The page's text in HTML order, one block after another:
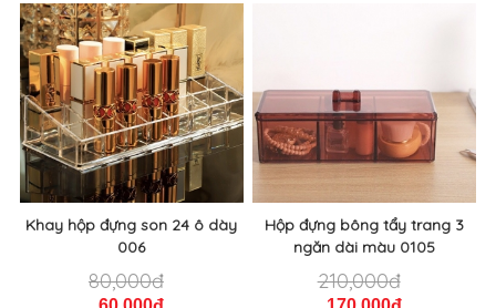
Khay hộp đựng son 24 ô dày
006
80,000đ
Hộp đựng bông tẩy trang 3
ngăn dài màu 0105
210,000đ